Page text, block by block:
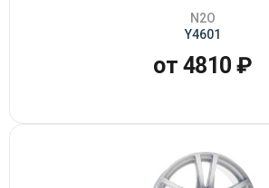
N2O
Y4601
от 4810 ₽